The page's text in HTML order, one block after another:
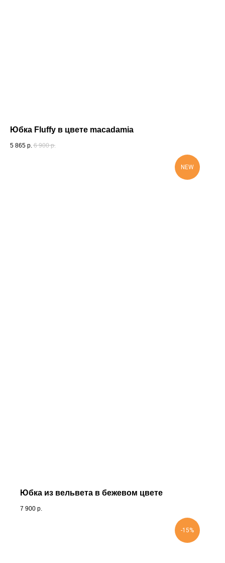
Юбка Fluffy в цвете macadamia
5 865 р. 6 900 р.
NEW
Юбка из вельвета в бежевом цвете
7 900 р.
-15%